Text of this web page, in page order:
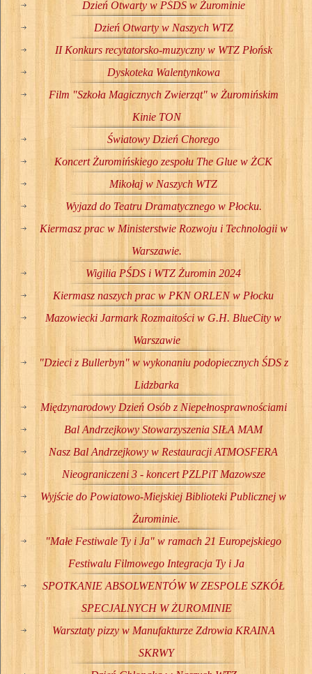
Dzień Otwarty w PŚDS w Żurominie
Dzień Otwarty w Naszych WTZ
II Konkurs recytatorsko-muzyczny w WTZ Płońsk
Dyskoteka Walentynkowa
Film "Szkoła Magicznych Zwierząt" w Żuromińskim
Kinie TON
Światowy Dzień Chorego
Koncert Żuromińskiego zespołu The Glue w ŻCK
Mikołaj w Naszych WTZ
Wyjazd do Teatru Dramatycznego w Płocku.
Kiermasz prac w Ministerstwie Rozwoju i Technologii w
Warszawie.
Wigilia PŚDS i WTZ Żuromin 2024
Kiermasz naszych prac w PKN ORLEN w Płocku
Mazowiecki Jarmark Rozmaitości w G.H. BlueCity w
Warszawie
"Dzieci z Bullerbyn" w wykonaniu podopiecznych ŚDS z
Lidzbarka
Międzynarodowy Dzień Osób z Niepełnosprawnościami
Bal Andrzejkowy Stowarzyszenia SIŁA MAM
Nasz Bal Andrzejkowy w Restauracji ATMOSFERA
Nieograniczeni 3 - koncert PZLPiT Mazowsze
Wyjście do Powiatowo-Miejskiej Biblioteki Publicznej w
Żurominie.
"Małe Festiwale Ty i Ja" w ramach 21 Europejskiego
Festiwalu Filmowego Integracja Ty i Ja
SPOTKANIE ABSOLWENTÓW W ZESPOLE SZKÓŁ
SPECJALNYCH W ŻUROMINIE
Warsztaty pizzy w Manufakturze Zdrowia KRAINA
SKRWY